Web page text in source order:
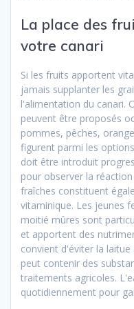
La place des
votre canari
Si les fruits apportent
jamais supplanter les
l'alimentation du canari.
peuvent être proposés
pommes, pêches,
figurent parmi les
doit être introduit
pour observer la
fraîches constituent
vitaminique. Les jeunes
moitié mûres sont
et apportent des
convient d'éviter la
peut contenir des
traitements agricoles.
quotidiennement pour